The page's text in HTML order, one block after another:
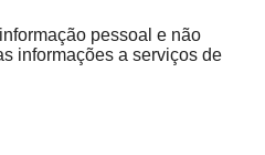
pessoal e não
informações a serviços de